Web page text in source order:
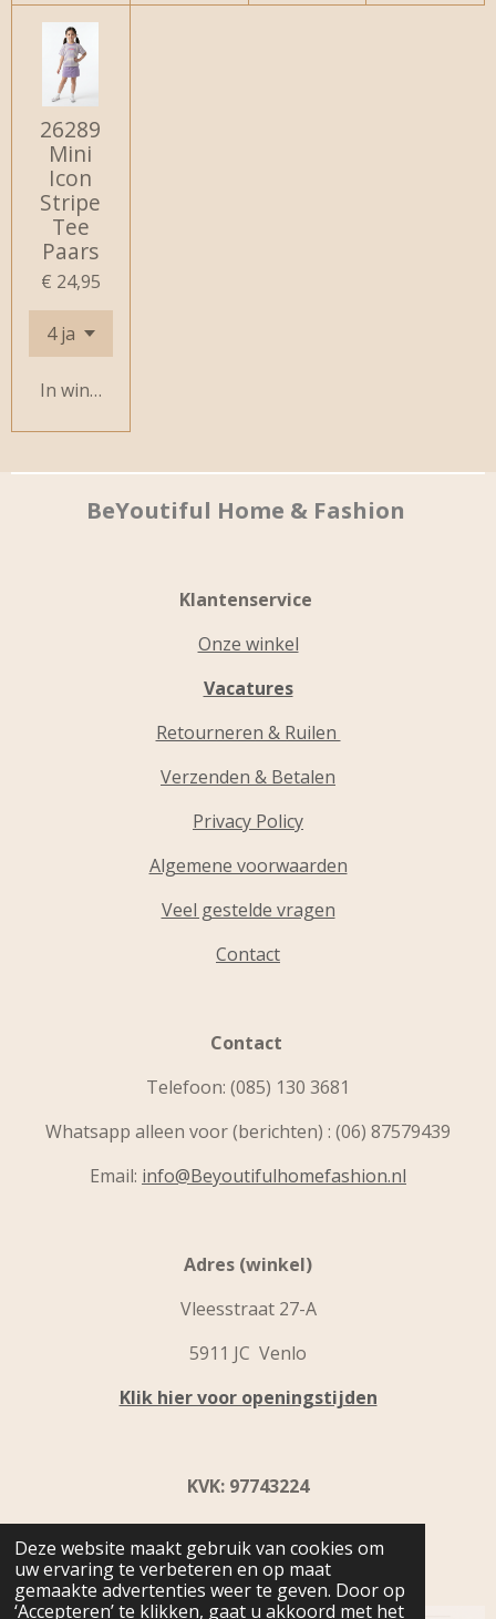
Deze website maakt gebruik van cookies om
uw ervaring te verbeteren en op maat
gemaakte advertenties weer te geven. Door op
‘Accepteren’ te klikken, gaat u akkoord met het
26289
Mini
Icon
Stripe
Tee
Paars
€ 24,95
In winkelwagen
BeYoutiful Home & Fashion
Klantenservice
Onze winkel
Vacatures
Retourneren & Ruilen
Verzenden & Betalen
Privacy Policy
Algemene voorwaarden
Veel gestelde vragen
Contact
Contact
Telefoon: (085) 130 3681
Whatsapp alleen voor (berichten) : (06) 87579439
Email: info@Beyoutifulhomefashion.nl
Adres (winkel)
Vleesstraat 27-A
5911 JC Venlo
Klik hier voor openingstijden
KVK: 97743224
BTW ID: NL005285688B09
IBAN: NL31 INGB0109 9867 92